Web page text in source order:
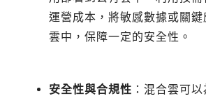
運營成本，將敏感數據或關
雲中，保障一定的安全性。
安全性與合規性 ：混合雲可